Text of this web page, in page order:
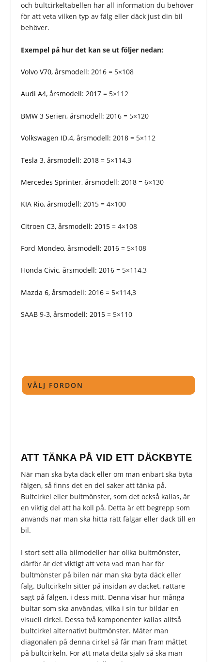
och bultcirkeltabellen har all information du behöver
för att veta vilken typ av fälg eller däck just din bil
behöver.
Exempel på hur det kan se ut följer nedan:
Volvo V70, årsmodell: 2016 = 5×108
Audi A4, årsmodell: 2017= 5×112
BMW 3 Serien, årsmodell: 2016= 5×120
Volkswagen ID.4, årsmodell: 2018= 5×112
Tesla 3, årsmodell: 2018= 5×114,3
Mercedes Sprinter, årsmodell: 2018= 6×130
KIA Rio, årsmodell: 2015= 4×100
Citroen C3, årsmodell: 2015= 4×108
Ford Mondeo, årsmodell: 2016= 5×108
Honda Civic, årsmodell: 2016= 5×114,3
Mazda 6, årsmodell: 2016= 5×114,3
SAAB 9-3, årsmodell: 2015= 5×110
VÄLJ FORDON
ATT TÄNKA PÅ VID ETT DÄCKBYTE
När man ska byta däck eller om man enbart ska byta
fälgen, så finns det en del saker att tänka på.
Bultcirkel eller bultmönster, som det också kallas, är
en viktig del att ha koll på. Detta är ett begrepp som
används när man ska hitta rätt fälgar eller däck till en
bil.
I stort sett alla bilmodeller har olika bultmönster,
därför är det viktigt att veta vad man har för
bultmönster på bilen när man ska byta däck eller
fälg. Bultcirkeln sitter på insidan av däcket, rättare
sagt på fälgen, i dess mitt. Denna visar hur många
bultar som ska användas, vilka i sin tur bildar en
visuell cirkel. Dessa två komponenter kallas alltså
bultcirkel alternativt bultmönster. Mäter man
diagonalen på denna cirkel så får man fram måttet
på bultcirkeln. För att mäta detta själv så ska man